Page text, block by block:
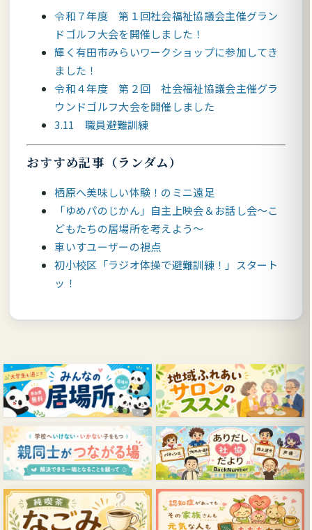
令和７年度 第１回社会福祉協議会主催グラン
ドゴルフ大会を開催しました！
輝く有田市みらいワークショップに参加してき
ました！
令和４年度 第２回 社会福祉協議会主催グラ
ウンドゴルフ大会を開催しました
3.11 職員避難訓練
おすすめ記事（ランダム）
栖原へ美味しい体験！のミニ遠足
「ゆめパのじかん」自主上映会＆お話し会～こ
どもたちの居場所を考えよう～
車いすユーザーの視点
初小校区「ラジオ体操で避難訓練！」スタート
ッ！